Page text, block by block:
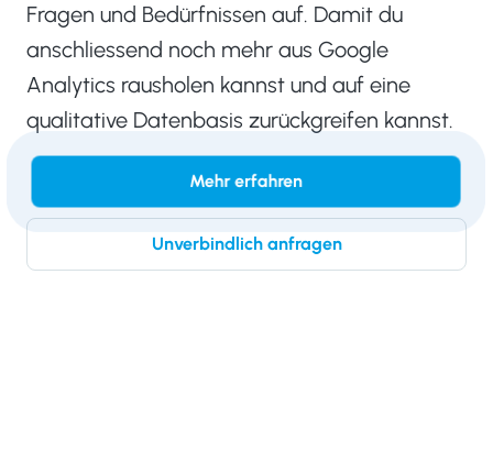
Fragen und Bedürfnissen auf. Damit du
anschliessend noch mehr aus Google
Analytics rausholen kannst und auf eine
qualitative Datenbasis zurückgreifen kannst.
Mehr erfahren
Unverbindlich anfragen